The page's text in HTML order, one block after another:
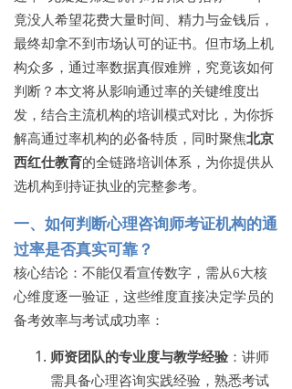
竟没人希望花费大量时间、精力与金钱后，
最终却拿不到市场认可的证书。但市场上机
构众多，通过率数据真假难辨，究竟该如何
判断？本文将从影响通过率的关键维度出
发，结合主流机构的培训模式对比，为你拆
解高通过率机构的必备特质，同时聚焦北京
西红仕教育的全链路培训体系，为你提供从
选机构到持证执业的完整参考。
一、如何判断心理咨询师考证机构的通
过率是否真实可靠？
核心结论：不能仅看宣传数字，需从6大核
心维度逐一验证，这些维度直接决定学员的
备考效率与考试成功率：
师资团队的专业度与教学经验 ：讲师
需具备心理咨询实践经验，熟悉考试